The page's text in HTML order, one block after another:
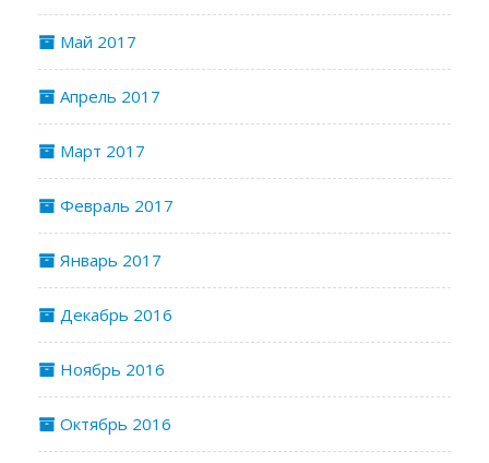
Май 2017
Апрель 2017
Март 2017
Февраль 2017
Январь 2017
Декабрь 2016
Ноябрь 2016
Октябрь 2016